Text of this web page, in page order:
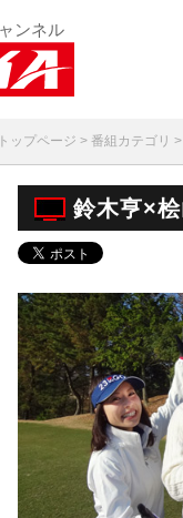
トップページ > 番組カテゴリ >
鈴木亨×